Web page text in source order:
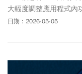
大幅度調整應用程式內
官方近期公告將自5月
與免費用戶。《今周刊
日期：2026-05-05